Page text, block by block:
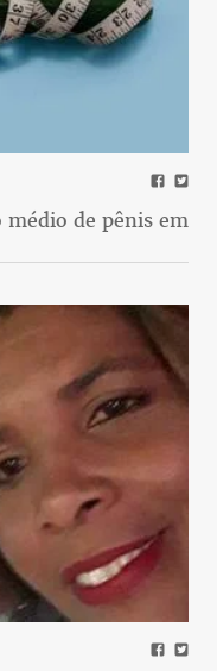
médio de pênis em